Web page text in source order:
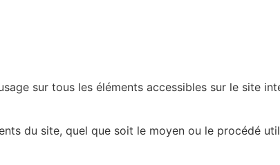
sur tous les éléments accessibles sur le site
du site, quel que soit le moyen ou le procédé